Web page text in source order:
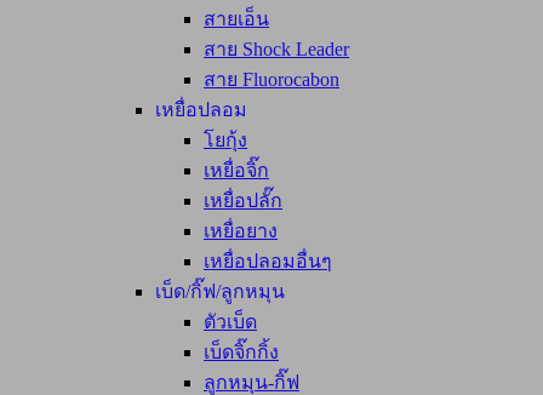
สายเอ็น
สาย Shock Leader
สาย Fluorocabon
เหยื่อปลอม
โยกุ้ง
เหยื่อจิ๊ก
เหยื่อปลั๊ก
เหยื่อยาง
เหยื่อปลอมอื่นๆ
เบ็ด/กิ๊ฟ/ลูกหมุน
ตัวเบ็ด
เบ็ดจิ๊กกิ้ง
ลูกหมุน-กิ๊ฟ